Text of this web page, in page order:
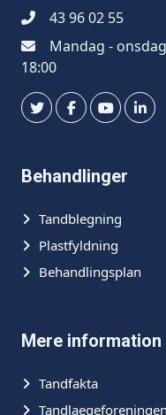
43 96 02 55
Mandag -
18:00
Behandlinger
Tandblegning
Plastfyldning
Behandlingsplan
Mere information
Tandfakta
Tandlaegeforeningen